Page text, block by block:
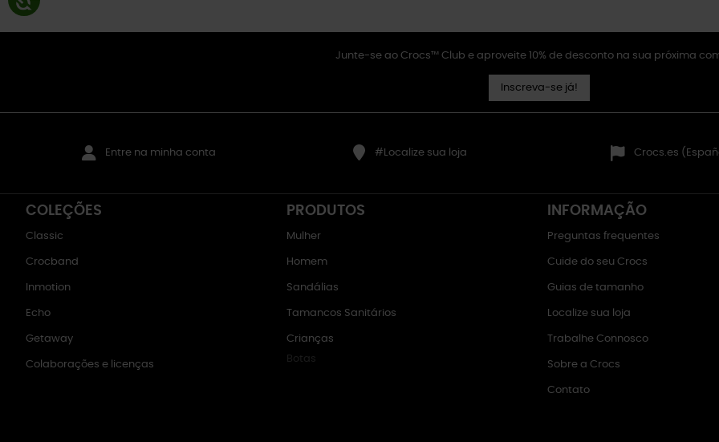
Junte-se ao Crocs™ Club e aproveite 10% de desconto na sua próxima
Inscreva-se já!
Entre na minha conta #Localize sua loja Crocs.es
COLEÇÕES
Classic
Crocband
Inmotion
Echo
Getaway
Colaborações e licenças
PRODUTOS
Mulher
Homem
Sandálias
Tamancos Sanitários
Crianças
Botas
INFORMAÇÃO
Preguntas frequentes
Cuide do seu Crocs
Guias de tamanho
Localize sua loja
Trabalhe Connosco
Sobre a Crocs
Contato